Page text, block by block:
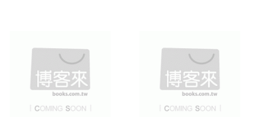
(英)狄更斯著(3)
（英）C.狄更斯(3)
外語教學與研究出版社(17)
江蘇鳳凰文藝出版社(17)
可海外宅配(482)
可港澳店取(482)